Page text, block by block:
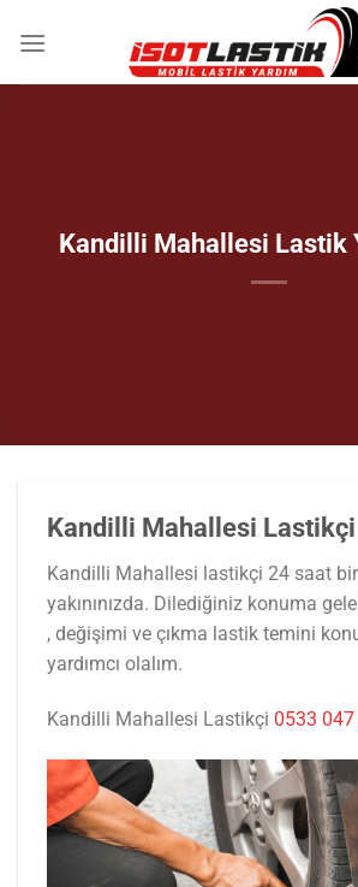
atla
Kandilli Mahallesi Lastik
Kandilli Mahallesi Lastikçi
Kandilli Mahallesi lastikçi 24 saat
yakınınızda. Dilediğiniz konuma
, değişimi ve çıkma lastik temini
yardımcı olalım.
Kandilli Mahallesi Lastikçi 0533